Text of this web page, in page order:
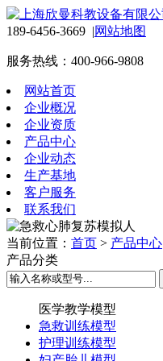
189-6456-3669 |网站地图
服务热线：400-966-9808
网站首页
企业概况
企业资质
产品中心
企业动态
生产基地
客户服务
联系我们
当前位置： 首页 > 产品中心
产品分类
医学教学模型
急救训练模型
护理训练模型